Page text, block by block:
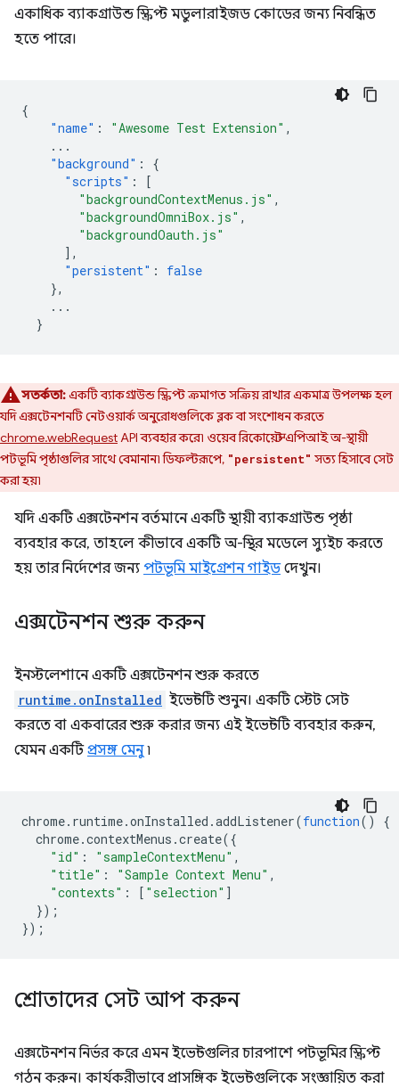
একাধিক ব্যাকগ্রাউন্ড স্ক্রিপ্ট মডুলারাইজড কোডের জন্য নিবন্ধিত
হতে পারে।
{
"name" : "Awesome Test Extension" ,
...
"background" :
{
"scripts" :
[
"backgroundContextMenus.js" ,
"backgroundOmniBox.js" ,
"backgroundOauth.js"
],
"persistent" :
false
},
...
}
সতর্কতা:একটি ব্যাকগ্রাউন্ড স্ক্রিপ্ট ক্রমাগত সক্রিয় রাখার একমাত্র উপলক্ষ হল
যদি এক্সটেনশনটি নেটওয়ার্ক অনুরোধগুলিকে ব্লক বা সংশোধন করতে
chrome.webRequestAPI ব্যবহার করে৷ ওয়েব রিকোয়েস্ট এপিআই অ-স্থায়ী
পটভূমি পৃষ্ঠাগুলির সাথে বেমানান৷ ডিফল্টরূপে, "persistent" সত্য হিসাবে সেট
করা হয়৷
যদি একটি এক্সটেনশন বর্তমানে একটি স্থায়ী ব্যাকগ্রাউন্ড পৃষ্ঠা
ব্যবহার করে, তাহলে কীভাবে একটি অ-স্থির মডেলে স্যুইচ করতে
হয় তার নির্দেশের জন্য পটভূমি মাইগ্রেশন গাইডদেখুন।
এক্সটেনশন শুরু করুন
ইনস্টলেশানে একটি এক্সটেনশন শুরু করতে
runtime.onInstalled ইভেন্টটি শুনুন। একটি স্টেট সেট
করতে বা একবারের শুরু করার জন্য এই ইভেন্টটি ব্যবহার করুন,
যেমন একটিপ্রসঙ্গ মেনু৷
chrome. runtime.onInstalled .addListener(function()
{
chrome.contextMenus .create({
"id" : "sampleContextMenu" ,
"title" : "Sample Context Menu" ,
"contexts" : [ "selection" ]
});
});
শ্রোতাদের সেট আপ করুন
এক্সটেনশন নির্ভর করে এমন ইভেন্টগুলির চারপাশে পটভূমির স্ক্রিপ্ট
গঠন করুন। কার্যকরীভাবে প্রাসঙ্গিক ইভেন্টগুলিকে সংজ্ঞায়িত করা